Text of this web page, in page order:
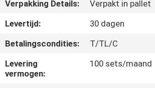
MET
ONS
Verpakking Details:
Verpakt in pallet
Levertijd:
30 dagen
Betalingscondities:
T/TL/C
Levering
vermogen:
100 sets/maand